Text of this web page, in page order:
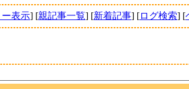
ー表示] [親記事一覧] [新着記事] [ログ検索] [